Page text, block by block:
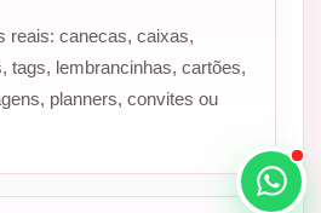
reais: canecas, caixas,
tags, lembrancinhas, cartões,
planners, convites ou